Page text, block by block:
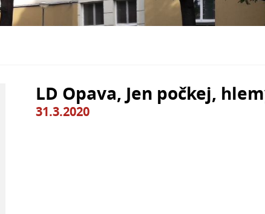
LD Opava, Jen počkej,
31.3.2020